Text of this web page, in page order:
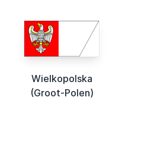
Wielkopolska
(Groot-Polen)